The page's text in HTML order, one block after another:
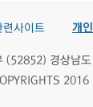
련사이트 개
(52852) 경상남도
2016